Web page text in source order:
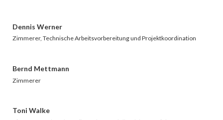
Dennis Werner
Zimmerer, Technische Arbeitsvorbereitung und Projektkoordination
Bernd Mettmann
Zimmerer
Toni Walke